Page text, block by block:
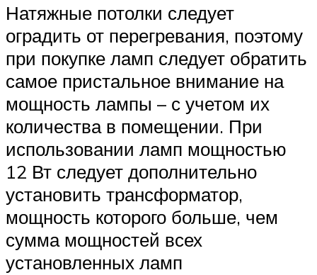
Натяжные потолки следует
оградить от перегревания, поэтому
при покупке ламп следует обратить
самое пристальное внимание на
мощность лампы – с учетом их
количества в помещении. При
использовании ламп мощностью
12 Вт следует дополнительно
установить трансформатор,
мощность которого больше, чем
сумма мощностей всех
установленных ламп